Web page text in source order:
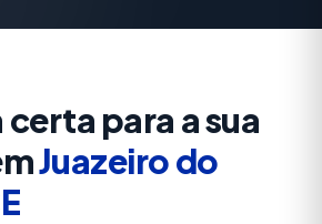
para a sua
Juazeiro do